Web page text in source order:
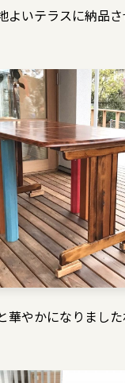
よいテラスに納品
華やかになりまし